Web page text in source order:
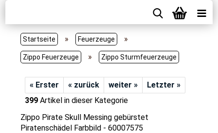
Startseite » Feuerzeuge »
Zippo Feuerzeuge » Zippo Sturmfeuerzeuge
« Erster « zurück weiter »
Letzter »
399Artikel in dieser Kategorie
Zippo Pirate Skull Messing gebürstet
Piratenschädel Farbbild - 60007575